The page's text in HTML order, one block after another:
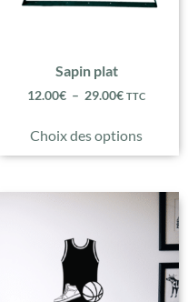
Sapin plat
12.00€ – 29.00€ TTC
Choix des options